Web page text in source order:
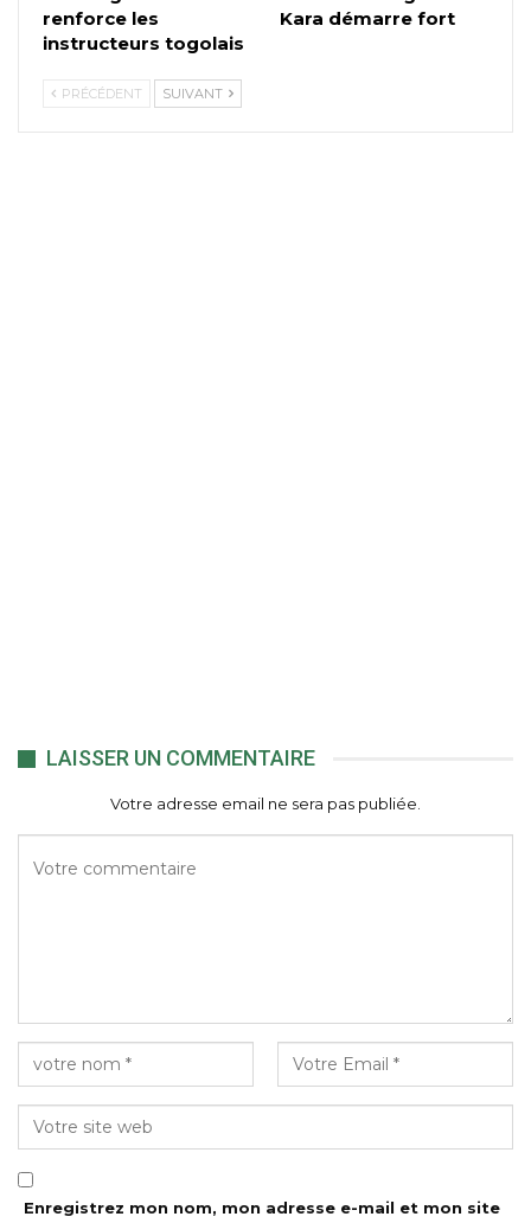
renforce les
instructeurs togolais
Kara démarre fort
PRÉCÉDENT SUIVANT
LAISSER UN COMMENTAIRE
Votre adresse email ne sera pas publiée.
Enregistrez mon nom, mon adresse e-mail et mon site